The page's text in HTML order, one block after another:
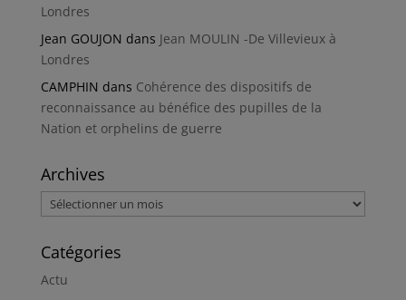
Londres
Jean GOUJON dans Jean MOULIN -De Villevieux à
Londres
CAMPHIN dans Cohérence des dispositifs de
reconnaissance au bénéfice des pupilles de la
Nation et orphelins de guerre
Archives
Archives
Catégories
Actu